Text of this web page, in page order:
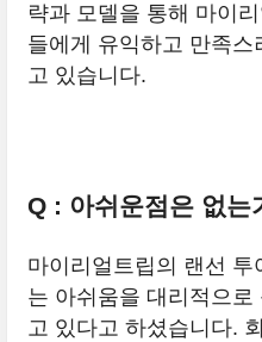
략과 모델을 통해 마이
들에게 유익하고 만족
고 있습니다.
Q : 아쉬운점은 없는
마이리얼트립의 랜선
는 아쉬움을 대리적으
고 있다고 하셨습니다.